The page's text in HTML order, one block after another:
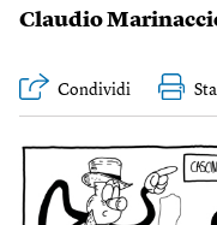
Claudio
Condividi